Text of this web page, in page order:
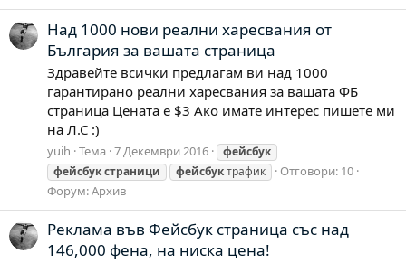
Над 1000 нови реални харесвания от
България за вашата страница
Здравейте всички предлагам ви над 1000
гарантирано реални харесвания за вашата ФБ
страница Цената е $3 Ако имате интерес пишете ми
на Л.С :)
yuih Тема 7 Декември 2016
фейсбук
фейсбукстраници фейсбуктрафик
Отговори: 10
Форум:Архив
Реклама във Фейсбук страница със над
146,000 фена, на ниска цена!